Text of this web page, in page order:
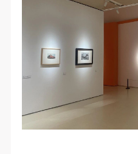
参加本次活动者必须遵守
律、法规，必须遵循道德
备以人为本、团结友爱、
品质。
第三条
参加本次活动人员应该是
能力的人，18周岁以上）
同下参观。
参加本次活动者必须遵守
律、法规，必须遵循道德
备以人为本、团结友爱、
品质。
第三条
参加本次活动人员应该是
能力的人，18周岁以上）
同下参观。
参加本次活动者必须遵守
律、法规，必须遵循道德
备以人为本、团结友爱、
品质。
第三条
参加本次活动人员应该是
能力的人，18周岁以上）
同下参观。